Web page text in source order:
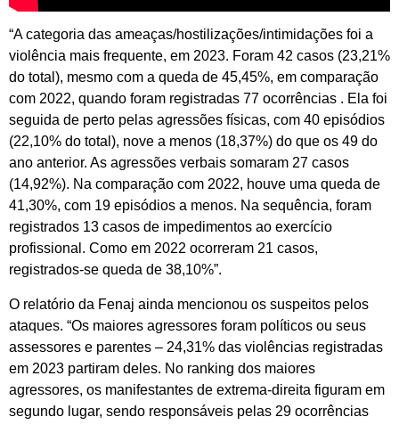
“A categoria das ameaças/hostilizações/intimidações foi a
violência mais frequente, em 2023. Foram 42 casos (23,21%
do total), mesmo com a queda de 45,45%, em comparação
com 2022, quando foram registradas 77 ocorrências . Ela foi
seguida de perto pelas agressões físicas, com 40 episódios
(22,10% do total), nove a menos (18,37%) do que os 49 do
ano anterior. As agressões verbais somaram 27 casos
(14,92%). Na comparação com 2022, houve uma queda de
41,30%, com 19 episódios a menos. Na sequência, foram
registrados 13 casos de impedimentos ao exercício
profissional. Como em 2022 ocorreram 21 casos,
registrados-se queda de 38,10%”.
O relatório da Fenaj ainda mencionou os suspeitos pelos
ataques. “Os maiores agressores foram políticos ou seus
assessores e parentes – 24,31% das violências registradas
em 2023 partiram deles. No ranking dos maiores
agressores, os manifestantes de extrema-direita figuram em
segundo lugar, sendo responsáveis ​​pelas 29 ocorrências